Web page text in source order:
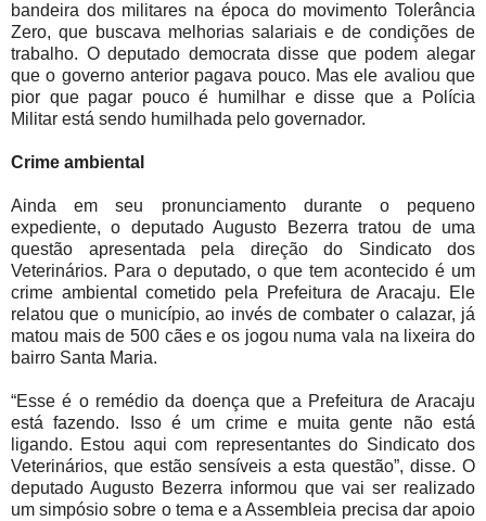
bandeira dos militares na época do movimento Tolerância
Zero, que buscava melhorias salariais e de condições de
trabalho. O deputado democrata disse que podem alegar
que o governo anterior pagava pouco. Mas ele avaliou que
pior que pagar pouco é humilhar e disse que a Polícia
Militar está sendo humilhada pelo governador.
Crime ambiental
Ainda em seu pronunciamento durante o pequeno
expediente, o deputado Augusto Bezerra tratou de uma
questão apresentada pela direção do Sindicato dos
Veterinários. Para o deputado, o que tem acontecido é um
crime ambiental cometido pela Prefeitura de Aracaju. Ele
relatou que o município, ao invés de combater o calazar, já
matou mais de 500 cães e os jogou numa vala na lixeira do
bairro Santa Maria.
“Esse é o remédio da doença que a Prefeitura de Aracaju
está fazendo. Isso é um crime e muita gente não está
ligando. Estou aqui com representantes do Sindicato dos
Veterinários, que estão sensíveis a esta questão”, disse. O
deputado Augusto Bezerra informou que vai ser realizado
um simpósio sobre o tema e a Assembleia precisa dar apoio